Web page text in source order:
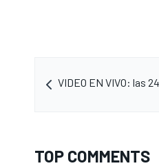
VIDEO EN VIVO: las
TOP COMMENTS